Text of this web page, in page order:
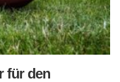
für den